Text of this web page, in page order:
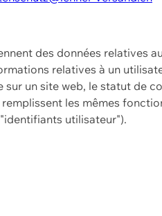
des données relatives
relatives à un
un site web, le statut de
les mêmes
utilisateur").